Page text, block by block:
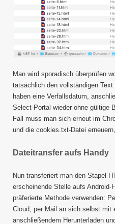
Man wird sporadisch überprüfen
tatsächlich den vollständigen
haben eine Verfallsdatum,
Select-Portal wieder ohne gültige
Fall muss man sich erneut im
und die cookies.txt-Datei
Dateitransfer aufs Handy
Nun transferiert man den Stapel
erscheinende Stelle aufs Android-
präferierte Methode verwenden:
Cloud, per Mail an sich selbst mit
anschließendem Herunterladen